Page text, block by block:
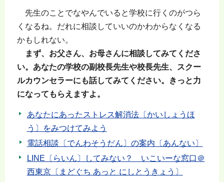
先生のことでなやんでいると学校に行くのがつら
くなるね。だれに相談していいのかわからなくなる
かもしれない。
まず、お父さん、お母さんに相談してみてくださ
い。あなたの学校の副校長先生や校長先生、スクー
ルカウンセラーにも話してみてください。きっと力
になってもらえますよ。
あなたにあったストレス解消法〔かいしょうほ
う〕をみつけてみよう
電話相談〔でんわそうだん〕の案内〔あんない〕
LINE〔らいん〕してみない？ いこいーな窓口＠
西東京〔まどぐち あっと にしとうきょう〕